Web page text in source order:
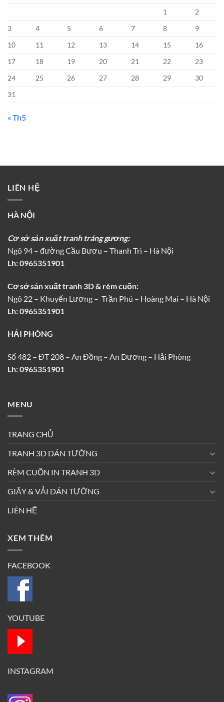
1
2
3
4 5 6 7 8
9
10
11 12 13 14 15
16
17
18 19 20 21 22
23
24
25 26 27 28 29
30
31
« Th5
LIÊN HỆ
HÀ NỘI
Cơ sở sản xuất tranh tráng gương:
Ngõ 94 – đường Cầu Bươu – Thanh Trì – Hà Nội
Lh:0965351901
Cơ sở sản xuất tranh 3D & rèm cuốn:
Ngõ 22 – Khuyến Lương – Trần Phú – Hoàng Mai – Hà Nội
Lh: 0965351901
HẢI PHÒNG
Số 482 – ĐT 208 – An Đồng – An Dương – Hải Phòng
Lh: 0965351901
MENU
TRANG CHỦ
TRANH 3D DÁN TƯỜNG
RÈM CUỐN IN TRANH 3D
GIẤY & VẢI DÁN TƯỜNG
LIÊN HỆ
XEM THÊM
FACEBOOK
YOUTUBE
INSTAGRAM